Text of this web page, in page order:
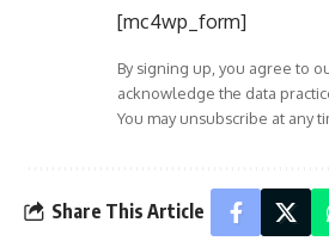
[mc4wp_form]
By signing up, you agree to
acknowledge the data
You may unsubscribe at any
Share This Article